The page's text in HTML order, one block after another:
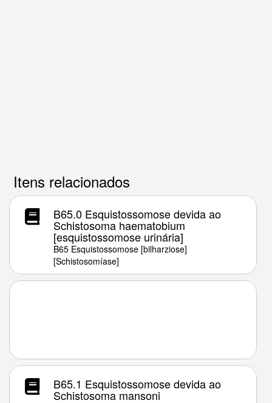
Itens relacionados
B65.0 Esquistossomose devida ao
Schistosoma haematobium
[esquistossomose urinária]
B65 Esquistossomose [bilharziose]
[Schistosomíase]
B65.1 Esquistossomose devida ao
Schistosoma mansoni